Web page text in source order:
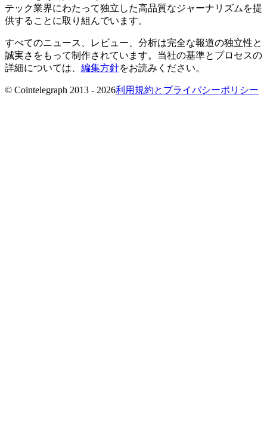
テック業界にわたって独立した高品質なジャーナリズムを提
供することに取り組んでいます。
すべてのニュース、レビュー、分析は完全な報道の独立性と
誠実さをもって制作されています。当社の基準とプロセスの
詳細については、 編集方針をお読みください。
© Cointelegraph 2013 - 2026利用規約とプライバシーポリシー